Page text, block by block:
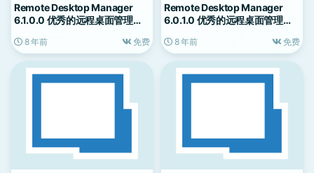
Remote Desktop Manager
6.1.0.0 优秀的远程桌面管理应
8 年前 免费
Remote Desktop Manager
6.0.1.0 优秀的远程桌面管理应
8 年前 免费